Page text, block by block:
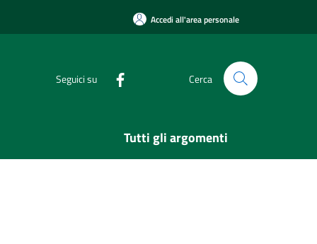
Accedi all'area personale
Seguici su Cerca
Tutti gli argomenti